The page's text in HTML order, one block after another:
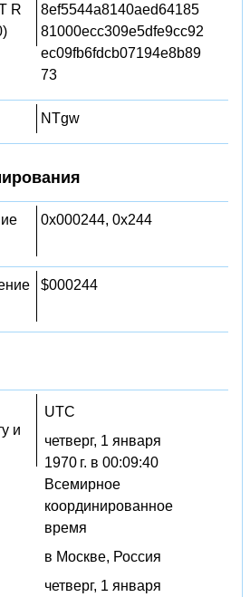
R
8ef5544a8140aed64185
81000ecc309e5dfe9cc92
ec09fb6fdcb07194e8b89
73
NTgw
0x000244, 0x244
$000244
и
UTC
четверг, 1 января
1970 г. в 00:09:40
Всемирное
координированное
время
в Москве, Россия
четверг, 1 января